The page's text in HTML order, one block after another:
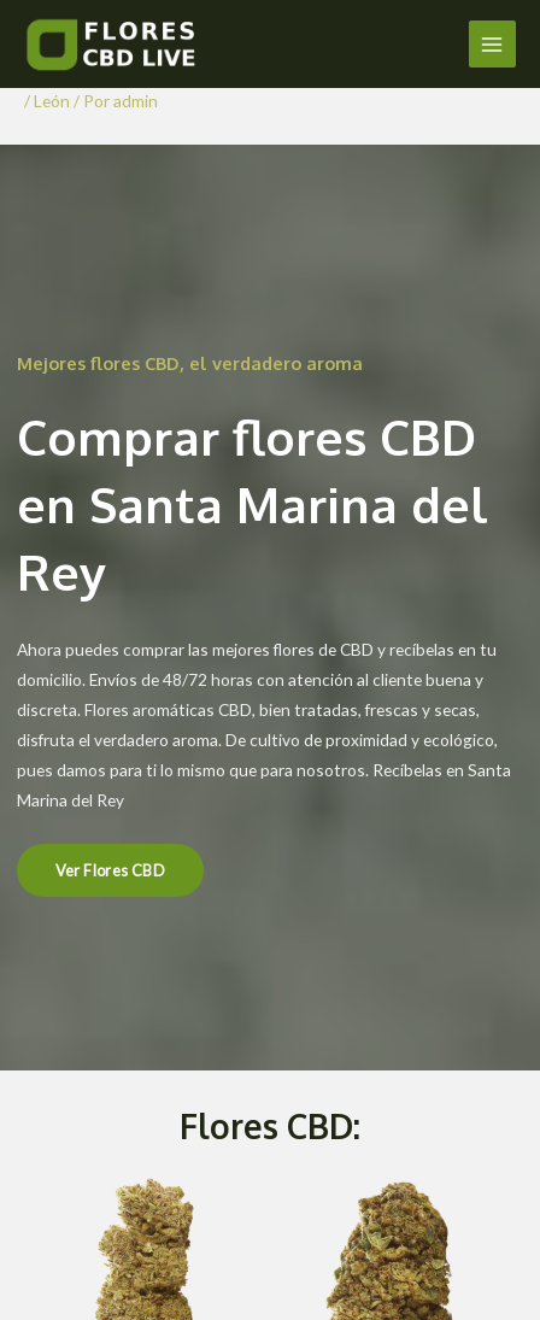
contenido
Main
Comprar Flores CBD en Santa
Marina del Rey
/León / Poradmin
Mejores flores CBD, el verdadero aroma
Comprar flores CBD
en Santa Marina del
Rey
Ahora puedes comprar las mejores flores de CBD y recíbelas en tu
domicilio. Envíos de 48/72 horas con atención al cliente buena y
discreta. Flores aromáticas CBD, bien tratadas, frescas y secas,
disfruta el verdadero aroma. De cultivo de proximidad y ecológico,
pues damos para ti lo mismo que para nosotros. Recíbelas en Santa
Marina del Rey
Ver Flores CBD
Flores CBD: